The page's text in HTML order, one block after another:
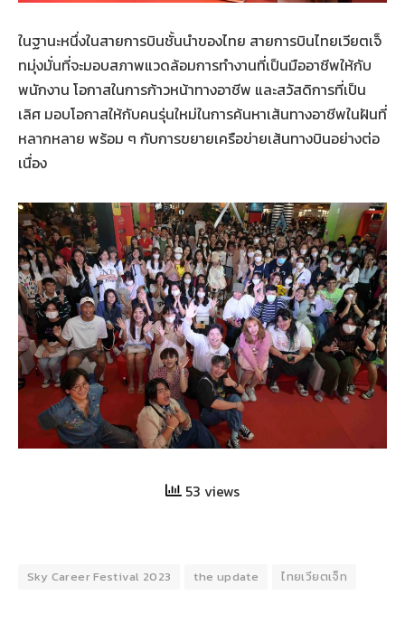
ในฐานะหนึ่งในสายการบินชั้นนำของไทย สายการบินไทยเวียตเจ็
ทมุ่งมั่นที่จะมอบสภาพแวดล้อมการทำงานที่เป็นมืออาชีพให้กับ
พนักงาน โอกาสในการก้าวหน้าทางอาชีพ และสวัสดิการที่เป็น
เลิศ มอบโอกาสให้กับคนรุ่นใหม่ในการค้นหาเส้นทางอาชีพในฝันที่
หลากหลาย พร้อม ๆ กับการขยายเครือข่ายเส้นทางบินอย่างต่อ
เนื่อง
53 views
Sky Career Festival 2023 the update ไทยเวียตเจ็ท